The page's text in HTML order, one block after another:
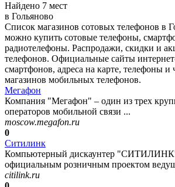
Найдено 7 мест
в Гольяново
Список магазинов сотовых телефонов в
можно купить сотовые телефоны,
радиотелефоны. Распродажи, скидки и
телефонов. Официальные сайты
смартфонов, адреса на карте, телефоны и
магазинов мобильных телефонов.
Мегафон
Компания "Мегафон" – один из трех
операторов мобильной связи ...
moscow.megafon.ru
0
Ситилинк
Компьютерный дискаунтер "СИТИЛИНК"
официальным розничным проектом
citilink.ru